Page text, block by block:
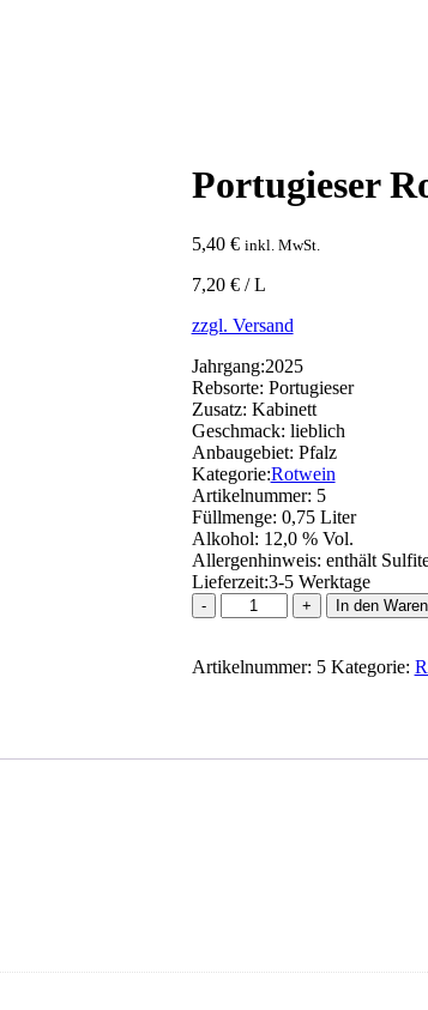
Portugieser
5,40 € inkl. MwSt.
7,20 € / L
zzgl. Versand
Jahrgang:2025
Rebsorte: Portugieser
Zusatz: Kabinett
Geschmack: lieblich
Anbaugebiet: Pfalz
Kategorie:Rotwein
Artikelnummer: 5
Füllmenge: 0,75 Liter
Alkohol: 12,0 % Vol.
Allergenhinweis: enthält
Lieferzeit:3-5 Werktage
Portugieser
Rotwein
Menge
In den
Artikelnummer: 5 Kategorie: